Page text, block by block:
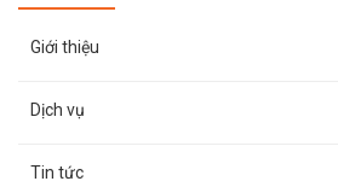
Giới thiệu
Dịch vụ
Tin tức